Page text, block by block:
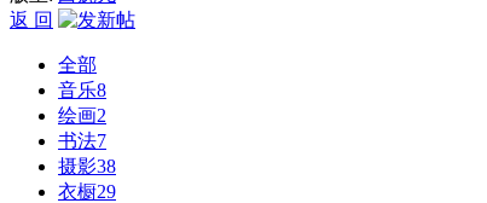
返 回
全部
音乐8
绘画2
书法7
摄影38
衣橱29